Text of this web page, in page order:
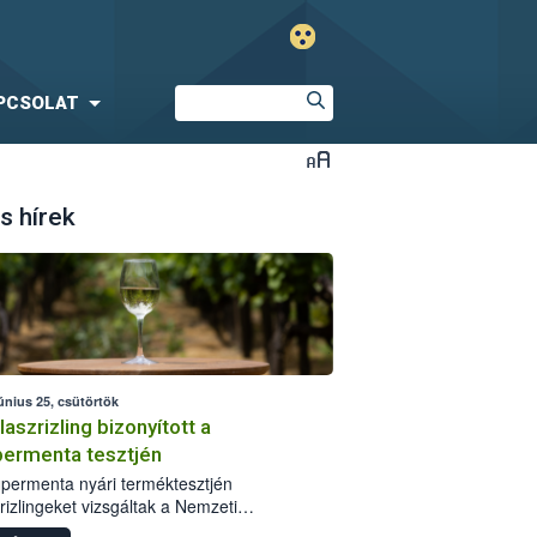
hírek
25, csütörtök
bizonyított a
tesztjén
nyári terméktesztjén
vizsgáltak a Nemzeti
biztonsági Hivatal (Nébih)